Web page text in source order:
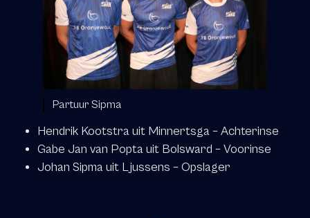
Partuur Sipma
Hendrik Kootstra uit Minnertsga – Achterinse
Gabe Jan van Popta uit Bolsward – Voorinse
Johan Sipma uit Ljussens – Opslager